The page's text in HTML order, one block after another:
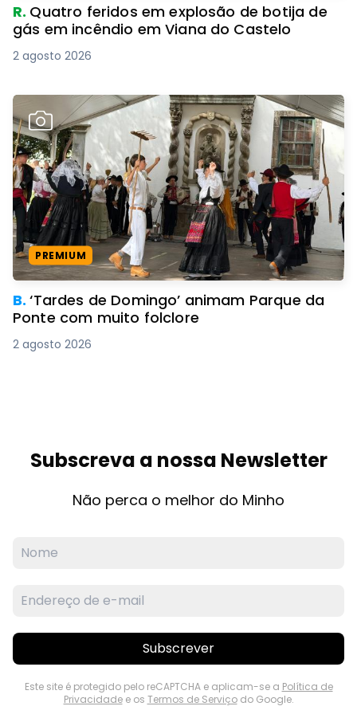
R. Quatro feridos em explosão de botija de
gás em incêndio em Viana do Castelo
2 agosto 2026
PREMIUM
B.‘Tardes de Domingo’ animam Parque da
Ponte com muito folclore
2 agosto 2026
Subscreva a nossa Newsletter
Não perca o melhor do Minho
Subscrever
Este site é protegido pelo reCAPTCHA e aplicam-se a Política de
Privacidadee os Termos de Serviçodo Google.